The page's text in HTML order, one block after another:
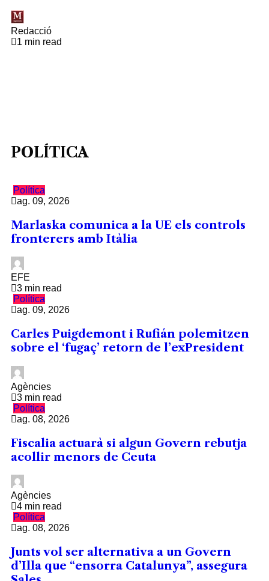
Redacció
1 min read
POLÍTICA
Política
ag. 09, 2026
Marlaska comunica a la UE els controls
fronterers amb Itàlia
EFE
3 min read
Política
ag. 09, 2026
Carles Puigdemont i Rufián polemitzen
sobre el ‘fugaç’ retorn de l’exPresident
Agències
3 min read
Política
ag. 08, 2026
Fiscalia actuarà si algun Govern rebutja
acollir menors de Ceuta
Agències
4 min read
Política
ag. 08, 2026
Junts vol ser alternativa a un Govern
d’Illa que “ensorra Catalunya”, assegura